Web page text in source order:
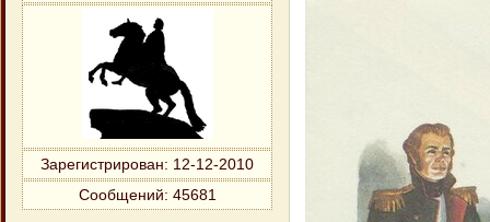
Зарегистрирован: 12-12-2010
Сообщений: 45681